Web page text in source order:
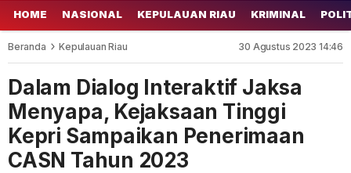
HOME NASIONAL KEPULAUAN RIAU KRIMINAL
Beranda Kepulauan Riau 30 Agustus 2023 14:46
Dalam Dialog Interaktif Jaksa
Menyapa, Kejaksaan Tinggi
Kepri Sampaikan Penerimaan
CASN Tahun 2023